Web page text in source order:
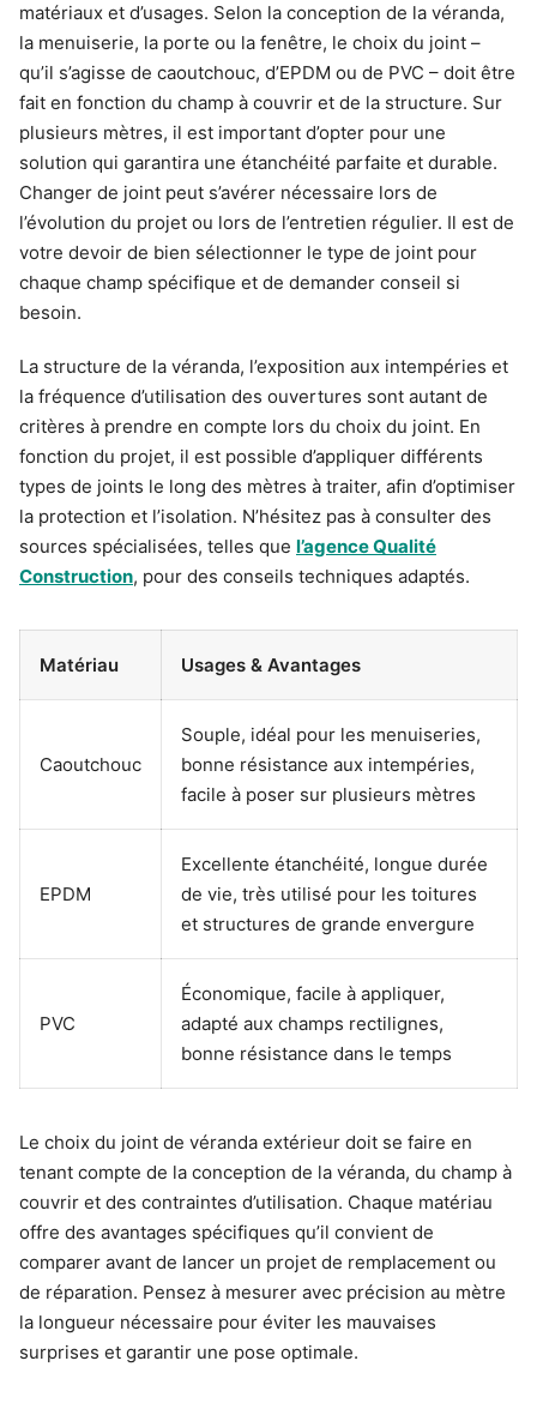
matériaux et d’usages. Selon la conception de la véranda,
la menuiserie, la porte ou la fenêtre, le choix du joint –
qu’il s’agisse de caoutchouc, d’EPDM ou de PVC – doit être
fait en fonction du champ à couvrir et de la structure. Sur
plusieurs mètres, il est important d’opter pour une
solution qui garantira une étanchéité parfaite et durable.
Changer de joint peut s’avérer nécessaire lors de
l’évolution du projet ou lors de l’entretien régulier. Il est de
votre devoir de bien sélectionner le type de joint pour
chaque champ spécifique et de demander conseil si
besoin.
La structure de la véranda, l’exposition aux intempéries et
la fréquence d’utilisation des ouvertures sont autant de
critères à prendre en compte lors du choix du joint. En
fonction du projet, il est possible d’appliquer différents
types de joints le long des mètres à traiter, afin d’optimiser
la protection et l’isolation. N’hésitez pas à consulter des
sources spécialisées, telles que l’agence Qualité
Construction, pour des conseils techniques adaptés.
Matériau Usages & Avantages
Caoutchouc
Souple, idéal pour les menuiseries,
bonne résistance aux intempéries,
facile à poser sur plusieurs mètres
EPDM
Excellente étanchéité, longue durée
de vie, très utilisé pour les toitures
et structures de grande envergure
PVC
Économique, facile à appliquer,
adapté aux champs rectilignes,
bonne résistance dans le temps
Le choix du joint de véranda extérieur doit se faire en
tenant compte de la conception de la véranda, du champ à
couvrir et des contraintes d’utilisation. Chaque matériau
offre des avantages spécifiques qu’il convient de
comparer avant de lancer un projet de remplacement ou
de réparation. Pensez à mesurer avec précision au mètre
la longueur nécessaire pour éviter les mauvaises
surprises et garantir une pose optimale.